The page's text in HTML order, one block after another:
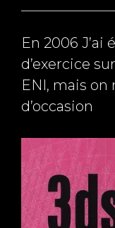
En 2006
d’exercice
ENI, mais on
d’occasion